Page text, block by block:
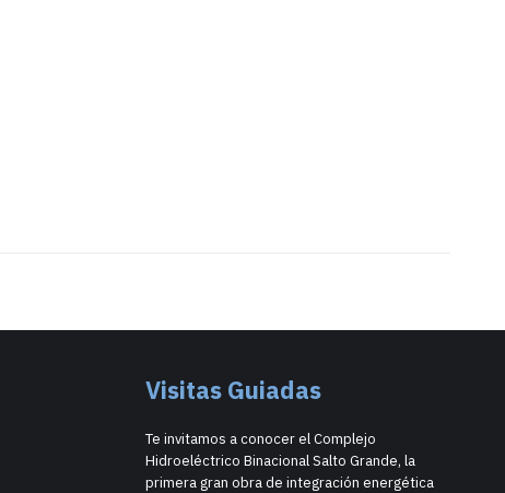
Visitas Guiadas
Te invitamos a conocer el Complejo
Hidroeléctrico Binacional Salto Grande, la
primera gran obra de integración energética